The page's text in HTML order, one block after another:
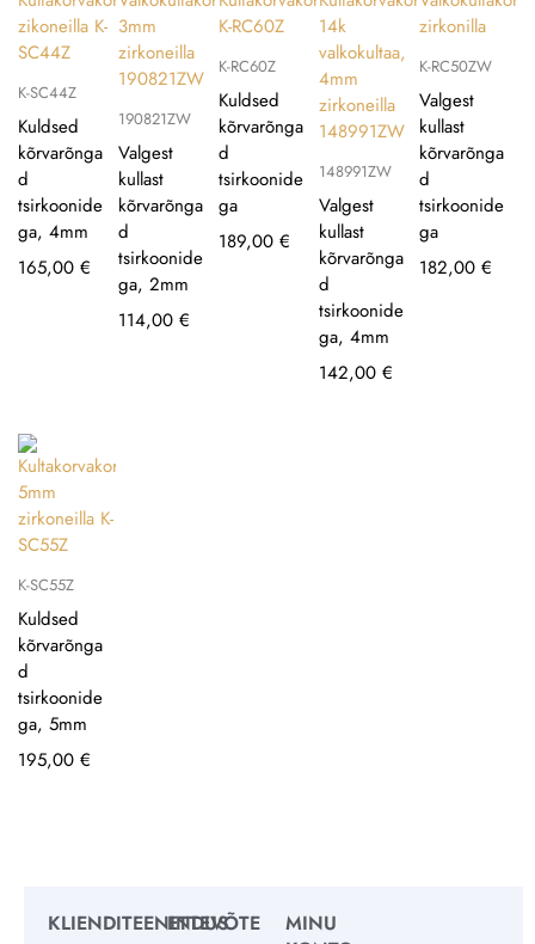
K-SC44Z
Kuldsed
kõrvarõnga
d
tsirkoonide
ga, 4mm
165,00 €
190821ZW
Valgest
kullast
kõrvarõnga
d
tsirkoonide
ga, 2mm
114,00 €
K-RC60Z
Kuldsed
kõrvarõnga
d
tsirkoonide
ga
189,00 €
148991ZW
Valgest
kullast
kõrvarõnga
d
tsirkoonide
ga, 4mm
142,00 €
K-RC50ZW
Valgest
kullast
kõrvarõnga
d
tsirkoonide
ga
182,00 €
K-SC55Z
Kuldsed
kõrvarõnga
d
tsirkoonide
ga, 5mm
195,00 €
KLIENDITEENINDUS
ETTEVÕTE
MINU